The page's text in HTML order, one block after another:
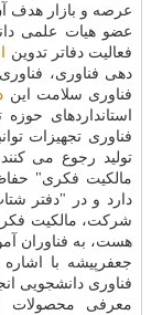
عرصه و بازار هدف
عضو هیات علمی
فعالیت دفاتر تدوین
دهی فناوری،
فناوری سلامت این
استانداردهای
فناوری تجهیزات
تولید رجوع می
مالكیت فكری"
دارد و در "دفتر
شركت، مالكیت
هست، به فناوران
جعفرپیشه با
فناوری دانشجویی
معرفی محصولات